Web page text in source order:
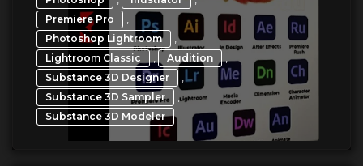
Premiere Pro ,
Photoshop Lightroom ,
Lightroom Classic , Audition ,
Substance 3D Designer ,
Substance 3D Sampler ,
Substance 3D Modeler